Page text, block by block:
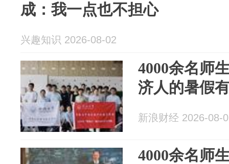
成：我一点也不担心
兴趣知识 2026-08-02
4000余名师
济人的暑假
新浪财经 2026-08-
4000余名师